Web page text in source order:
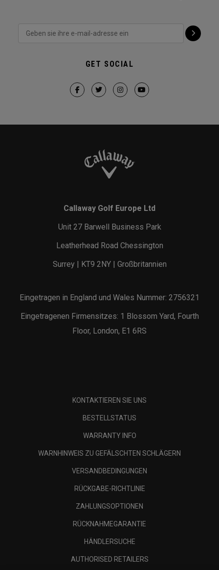
GET SOCIAL
Callaway Golf Europe Ltd
Unit 27 Barwell Business Park
Leatherhead Road Chessington
Surrey | KT9 2NY | Großbritannien
Eingetragen in England und Wales Nummer: 2756321
Eingetragenen Firmensitzes: 1 Blossom Yard, Fourth
Floor, London, E1 6RS
KONTAKTIEREN SIE UNS
BESTELLSTATUS
WARRANTY INFO
WARNHINWEIS ZU GEFÄLSCHTEN SCHLÄGERN
VERSANDBEDINGUNGEN
RÜCKGABE-RICHTLINIE
ZAHLUNGSOPTIONEN
RÜCKNAHMEGARANTIE
HÄNDLERSUCHE
AUTHORISED RETAILERS